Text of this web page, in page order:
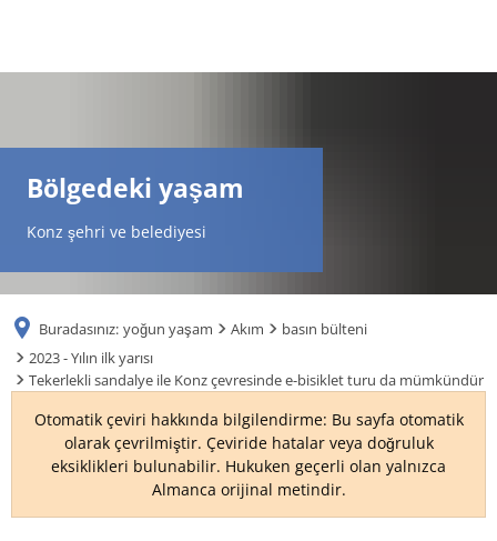
TR
UK
Bölgedeki yaşam
Konz şehri ve belediyesi
Buradasınız: yoğun yaşam Akım
basın bülteni
2023 - Yılın ilk yarısı
Tekerlekli sandalye ile Konz çevresinde e-bisiklet turu da mümkündür
Otomatik çeviri hakkında bilgilendirme: Bu sayfa otomatik
olarak çevrilmiştir. Çeviride hatalar veya doğruluk
eksiklikleri bulunabilir. Hukuken geçerli olan yalnızca
Almanca orijinal metindir.